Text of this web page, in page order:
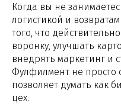
Когда вы не
логистикой и
того, что
воронку, улучшать
внедрять маркетинг и
Фулфилмент не просто
позволяет думать как
цех.